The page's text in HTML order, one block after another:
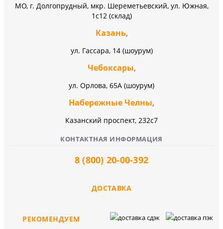
МО, г. Долгопрудный, мкр. Шереметьевский, ул. Южная,
1с12 (склад)
Казань,
ул. Гассара, 14 (шоурум)
Чебоксары,
ул. Орлова, 65А (шоурум)
Набережные Челны,
Казанский проспект, 232c7
КОНТАКТНАЯ ИНФОРМАЦИЯ
8 (800) 20-00-392
ДОСТАВКА
РЕКОМЕНДУЕМ